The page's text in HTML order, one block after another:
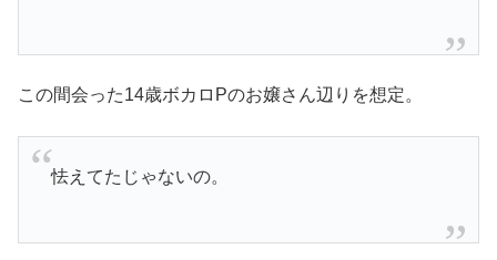
この間会った14歳ボカロPのお嬢さん辺りを想定。
怯えてたじゃないの。